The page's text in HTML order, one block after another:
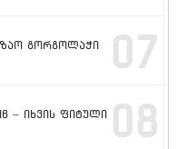
გორგოლაჭი
07
– იხვის ფიტული
08